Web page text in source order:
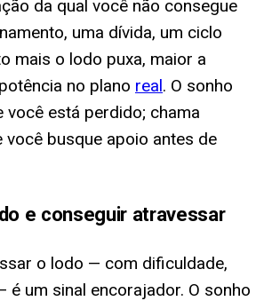
da qual você não consegue
uma dívida, um ciclo
mais o lodo puxa, maior a
no plano real. O sonho
você está perdido; chama
você busque apoio antes de
e conseguir atravessar
o lodo — com dificuldade,
é um sinal encorajador. O sonho